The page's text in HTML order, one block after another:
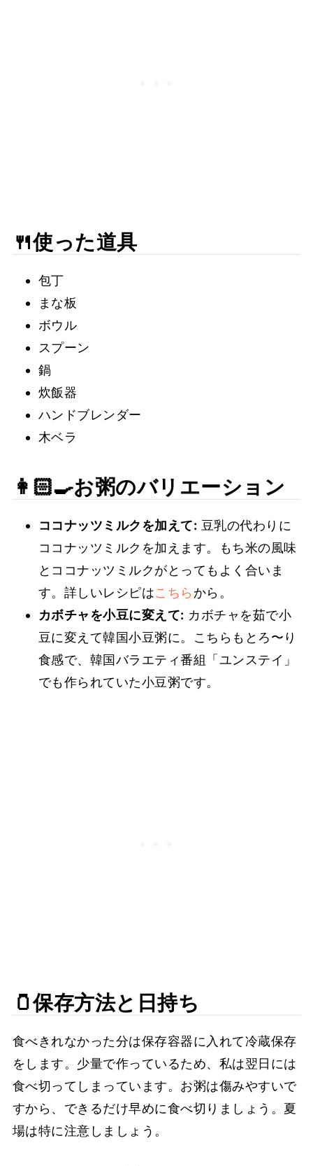
🍴使った道具
包丁
まな板
ボウル
スプーン
鍋
炊飯器
ハンドブレンダー
木ベラ
👩🏻‍🍳お粥のバリエーション
ココナッツミルクを加えて: 豆乳の代わりに
ココナッツミルクを加えます。もち米の風味
とココナッツミルクがとってもよく合いま
す。詳しいレシピはこちらから。
カボチャを小豆に変えて: カボチャを茹で小
豆に変えて韓国小豆粥に。こちらもとろ〜り
食感で、韓国バラエティ番組「ユンステイ」
でも作られていた小豆粥です。
🫙保存方法と日持ち
食べきれなかった分は保存容器に入れて冷蔵保存
をします。少量で作っているため、私は翌日には
食べ切ってしまっています。お粥は傷みやすいで
すから、できるだけ早めに食べ切りましょう。夏
場は特に注意しましょう。